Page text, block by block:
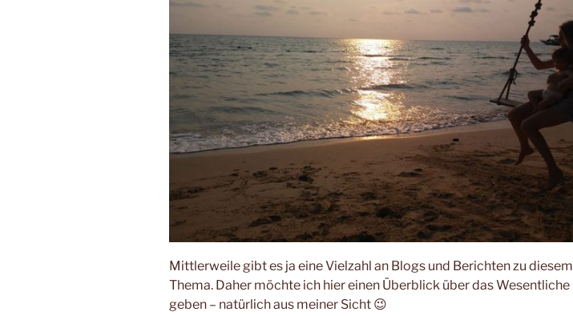
Mittlerweile gibt es ja eine Vielzahl an Blogs und Berichten zu diesem
Thema. Daher möchte ich hier einen Überblick über das Wesentliche
geben – natürlich aus meiner Sicht 😉